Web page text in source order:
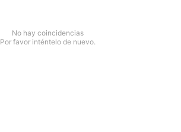
No hay coincidencias
Por favor inténtelo de nuevo.